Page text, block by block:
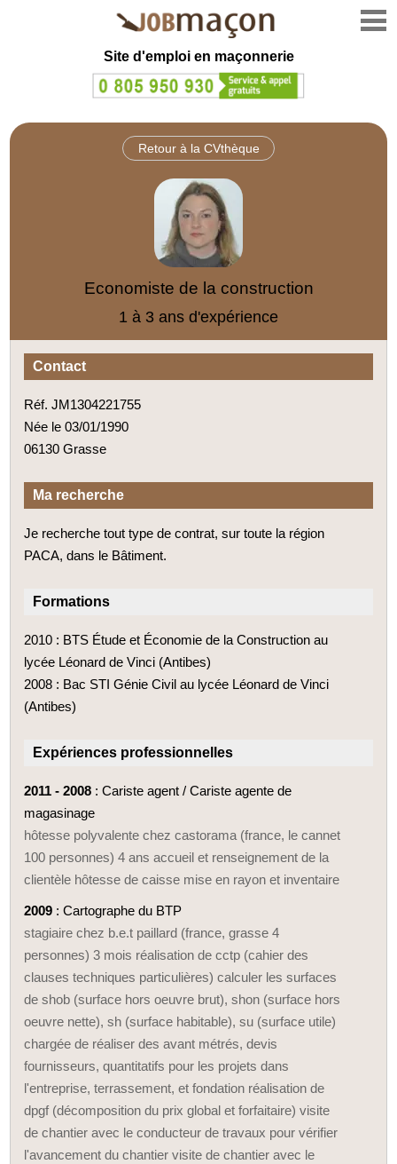
Site d'emploi en maçonnerie
Retour à la CVthèque
Economiste de la construction
1 à 3 ans d'expérience
Contact
Réf. JM1304221755
Née le 03/01/1990
06130 Grasse
Ma recherche
Je recherche tout type de contrat, sur toute la région
PACA, dans le Bâtiment.
Formations
2010 : BTS Étude et Économie de la Construction au
lycée Léonard de Vinci (Antibes)
2008 : Bac STI Génie Civil au lycée Léonard de Vinci
(Antibes)
Expériences professionnelles
2011 - 2008 : Cariste agent / Cariste agente de
magasinage
hôtesse polyvalente chez castorama (france, le cannet
100 personnes) 4 ans accueil et renseignement de la
clientèle hôtesse de caisse mise en rayon et inventaire
2009 : Cartographe du BTP
stagiaire chez b.e.t paillard (france, grasse 4
personnes) 3 mois réalisation de cctp (cahier des
clauses techniques particulières) calculer les surfaces
de shob (surface hors oeuvre brut), shon (surface hors
oeuvre nette), sh (surface habitable), su (surface utile)
chargée de réaliser des avant métrés, devis
fournisseurs, quantitatifs pour les projets dans
l'entreprise, terrassement, et fondation réalisation de
dpgf (décomposition du prix global et forfaitaire) visite
de chantier avec le conducteur de travaux pour vérifier
l'avancement du chantier visite de chantier avec le